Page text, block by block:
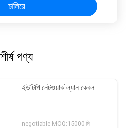
চালিয়ে
শীর্ষ পণ্য
ইউটিপি নেটওয়ার্ক ল্যান কেবল
negotiable MOQ:15000 মি